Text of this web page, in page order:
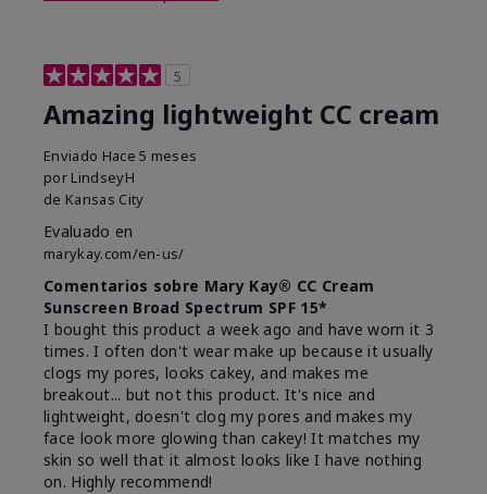
5
Amazing lightweight CC cream
Enviado Hace 5 meses
por LindseyH
de Kansas City
Evaluado en
marykay.com/en-us/
Comentarios sobre Mary Kay® CC Cream
Sunscreen Broad Spectrum SPF 15*
I bought this product a week ago and have worn it 3
times. I often don't wear make up because it usually
clogs my pores, looks cakey, and makes me
breakout... but not this product. It's nice and
lightweight, doesn't clog my pores and makes my
face look more glowing than cakey! It matches my
skin so well that it almost looks like I have nothing
on. Highly recommend!